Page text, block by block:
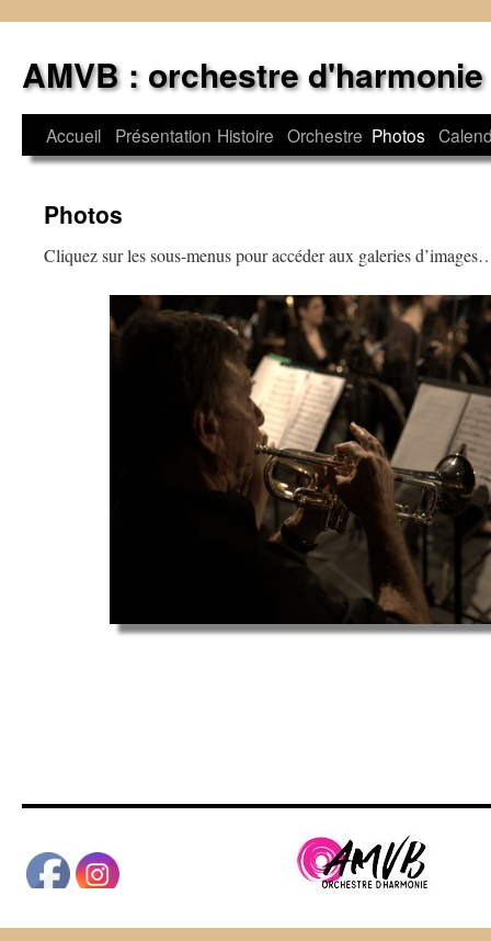
contenu
AMVB : orchestre d'harmonie
Accueil Présentation Histoire Orchestre Photos
Photos
Cliquez sur les sous-menus pour accéder aux galeries